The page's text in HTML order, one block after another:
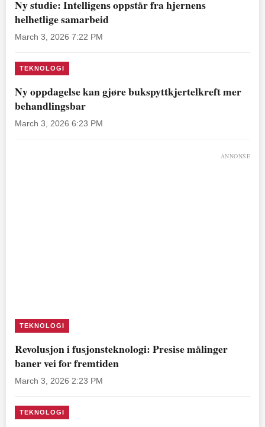
Ny studie: Intelligens oppstår fra hjernens
helhetlige samarbeid
March 3, 2026 7:22 PM
TEKNOLOGI
Ny oppdagelse kan gjøre bukspyttkjertelkreft mer
behandlingsbar
March 3, 2026 6:23 PM
ANNONSE
TEKNOLOGI
Revolusjon i fusjonsteknologi: Presise målinger
baner vei for fremtiden
March 3, 2026 2:23 PM
TEKNOLOGI